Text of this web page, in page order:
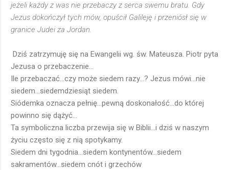
jeżeli każdy z was nie przebaczy z serca swemu bratu. Gdy
Jezus dokończył tych mów, opuścił Galileję i przeniósł się w
granice Judei za Jordan.
Dziś zatrzymuję się na Ewangelii wg. św. Mateusza. Piotr pyta
Jezusa o przebaczenie...
Ile przebaczać...czy może siedem razy...? Jezus mówi...nie
siedem...siedemdziesiąt siedem.
Siódemka oznacza pełnię...pewną doskonałość...do której
powinno się dążyć...
Ta symboliczna liczba przewija się w Biblii...i dziś w naszym
życiu często się z nią spotykamy.
Siedem dni tygodnia...siedem kontynentów...siedem
sakramentów...siedem cnót i grzechów